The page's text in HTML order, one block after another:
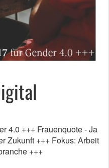
4.0 +++ Frauenquote - Ja
Zukunft +++ Fokus: Arbeit
+++